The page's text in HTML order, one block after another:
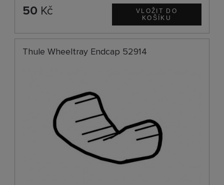
50 Kč
Thule Wheeltray Endcap 52914